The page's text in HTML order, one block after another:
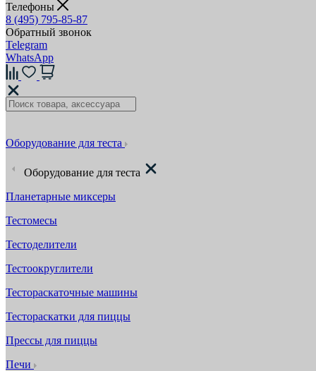
Телефоны
8 (495) 795-85-87
Обратный звонок
Telegram
WhatsApp
Оборудование для теста
Оборудование для теста
Планетарные миксеры
Тестомесы
Тестоделители
Тестоокруглители
Тестораскаточные машины
Тестораскатки для пиццы
Прессы для пиццы
Печи